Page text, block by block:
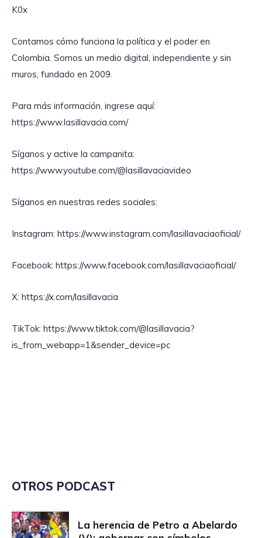
K0x
Contamos cómo funciona la política y el poder en
Colombia. Somos un medio digital, independiente y sin
muros, fundado en 2009.
Para más información, ingrese aquí:
https://www.lasillavacia.com/
Síganos y active la campanita:
https://www.youtube.com/@lasillavaciavideo
Síganos en nuestras redes sociales:
Instagram: https://www.instagram.com/lasillavaciaoficial/
Facebook: https://www.facebook.com/lasillavaciaoficial/
X: https://x.com/lasillavacia
TikTok: https://www.tiktok.com/@lasillavacia?
is_from_webapp=1&sender_device=pc
OTROS PODCAST
La herencia de Petro a Abelardo